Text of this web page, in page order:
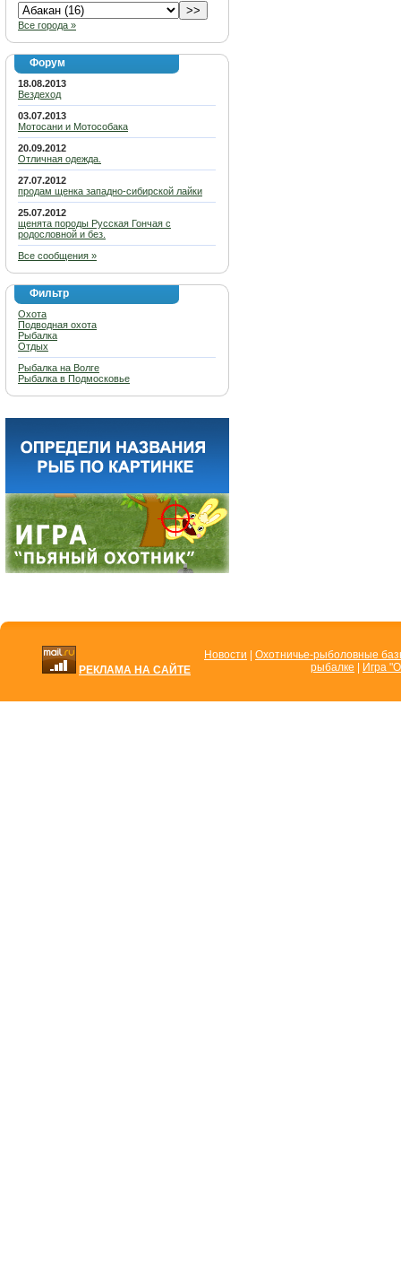
Все города »
Форум
18.08.2013
Вездеход
03.07.2013
Мотосани и Мотособака
20.09.2012
Отличная одежда.
27.07.2012
продам щенка западно-сибирской лайки
25.07.2012
щенята породы Русская Гончая с
родословной и без.
Все сообщения »
Фильтр
Охота
Подводная охота
Рыбалка
Отдых
Рыбалка на Волге
Рыбалка в Подмосковье
РЕКЛАМА НА САЙТЕ
Новости
Охотничье-рыболовные
рыбалке
Игра